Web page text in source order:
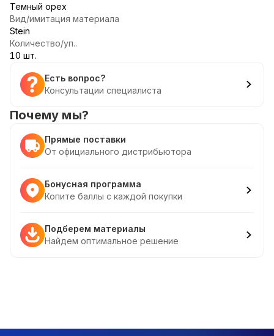
Темный орех
Вид/имитация материала
Stein
Количество/уп..
10 шт.
Есть вопрос?
Консультации специалиста
Почему мы?
Прямые поставки
От официального дистрибьютора
Бонусная программа
Копите баллы с каждой покупки
Подберем материалы
Найдем оптимальное решение